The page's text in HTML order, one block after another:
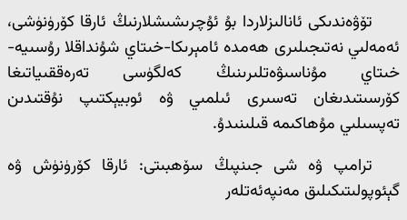
تۆۋەندىكى ئانالىزلاردا بۇ ئۇچرىشىشلارنىڭ ئارقا كۆرۈنۈشى،
ئەمەلىي نەتىجىلىرى ھەمدە ئامېرىكا-خىتاي شۇنداقلا رۇسىيە-
خىتاي مۇناسىۋەتلىرىنىڭ كەلگۈسى تەرەققىياتىغا
كۆرسىتىدىغان تەسىرى ئىلمىي ۋە ئوبيېكتىپ نۇقتىدىن
تەپسىلىي مۇھاكىمە قىلىنىدۇ.
ترامپ ۋە شى جىنپىڭ سۆھبىتى: ئارقا كۆرۈنۈش ۋە
گېئوپولىتىكىلىق مەنپەئەتلەر